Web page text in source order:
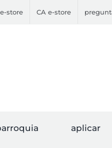
store CA e-store
aplicar